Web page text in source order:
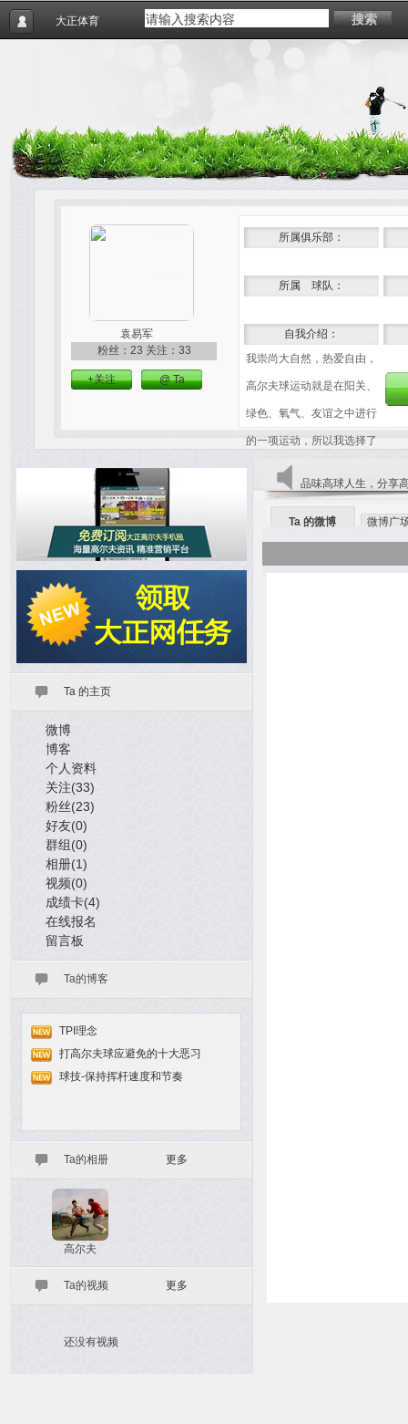
大正体育 搜索
袁易军
粉丝：23 关注：33
+关注 @ Ta
所属俱乐部：
所属 球队：
自我介绍：
我崇尚大自然，热爱自由，
高尔夫球运动就是在阳关、
绿色、氧气、友谊之中进行
的一项运动，所以我选择了
高尔夫这个专业。
Ta 的主页
微博
博客
个人资料
关注(33)
粉丝(23)
好友(0)
群组(0)
相册(1)
视频(0)
成绩卡(4)
在线报名
留言板
Ta的博客
TPI理念
打高尔夫球应避免的十大恶习
球技-保持挥杆速度和节奏
Ta的相册 更多
高尔夫
Ta的视频 更多
还没有视频
品味高球人生，分享
Ta 的微博 微博广